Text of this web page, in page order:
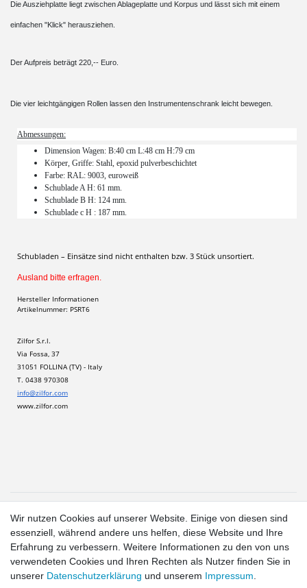
Die Ausziehplatte liegt zwischen Ablageplatte und Korpus und lässt sich mit einem
einfachen "Klick" herausziehen.
Der Aufpreis beträgt 220,-- Euro.
Die vier leichtgängigen Rollen lassen den Instrumentenschrank leicht bewegen.
Abmessungen:
Dimension Wagen: B:40 cm L:48 cm H:79 cm
Körper, Griffe: Stahl, epoxid pulverbeschichtet
Farbe: RAL: 9003, euroweiß
Schublade A H: 61 mm.
Schublade B H: 124 mm.
Schublade c H : 187 mm.
Schubladen – Einsätze sind nicht enthalten bzw. 3 Stück unsortiert.
Ausland bitte erfragen.
Hersteller Informationen
Artikelnummer: PSRT6
Zilfor S.r.l.
Via Fossa, 37
31051 FOLLINA (TV) - Italy
T. 0438 970308
info@zilfor.com
www.zilfor.com
1Gilt für Lieferungen in folgendes Land: Deutschland.
Lieferzeiten für andere Länder und Informationen zur
Berechnung des Liefertermins siehe hier:Liefer- und
Zahlungsbedingungen
2exkl. MwSt.
Wir nutzen Cookies auf unserer Website. Einige von diesen sind
essenziell, während andere uns helfen, diese Website und Ihre
Erfahrung zu verbessern. Weitere Informationen zu den von uns
verwendeten Cookies und Ihren Rechten als Nutzer finden Sie in
unserer Daten­schutz­erklärung und unserem Impressum